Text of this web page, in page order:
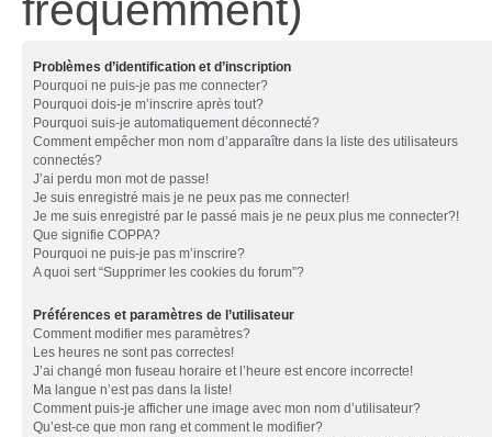
Problèmes d’identification et d’inscription
Pourquoi ne puis-je pas me connecter?
Pourquoi dois-je m’inscrire après tout?
Pourquoi suis-je automatiquement déconnecté?
Comment empêcher mon nom d’apparaître dans la liste des utilisateurs
connectés?
J’ai perdu mon mot de passe!
Je suis enregistré mais je ne peux pas me connecter!
Je me suis enregistré par le passé mais je ne peux plus me connecter?!
Que signifie COPPA?
Pourquoi ne puis-je pas m’inscrire?
A quoi sert “Supprimer les cookies du forum”?
Préférences et paramètres de l’utilisateur
Comment modifier mes paramètres?
Les heures ne sont pas correctes!
J’ai changé mon fuseau horaire et l’heure est encore incorrecte!
Ma langue n’est pas dans la liste!
Comment puis-je afficher une image avec mon nom d’utilisateur?
Qu’est-ce que mon rang et comment le modifier?